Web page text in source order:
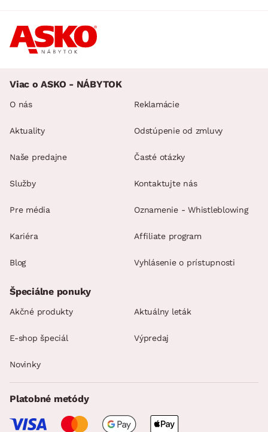
Viac o ASKO - NÁBYTOK
O nás
Aktuality
Naše predajne
Služby
Pre média
Kariéra
Blog
Reklamácie
Odstúpenie od zmluvy
Časté otázky
Kontaktujte nás
Oznamenie - Whistleblowing
Affiliate program
Vyhlásenie o prístupnosti
Špeciálne ponuky
Akčné produkty Aktuálny leták
E-shop špeciál Výpredaj
Novinky
Platobné metódy